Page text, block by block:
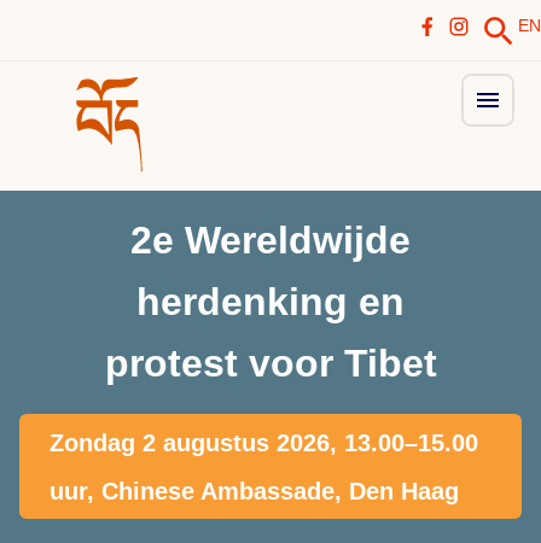
EN
2e Wereldwijde
herdenking en
protest voor Tibet
Zondag 2 augustus 2026, 13.00–15.00
uur, Chinese Ambassade, Den Haag